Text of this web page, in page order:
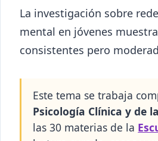
La investigación sobre
mental en jóvenes
consistentes pero
Este tema se trabaja
Psicología Clínica y de
las 30 materias de la